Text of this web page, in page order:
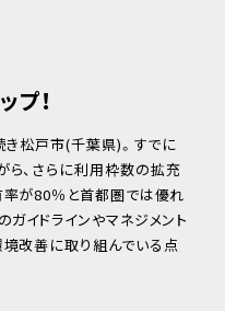
！
き松戸市(千葉県)。すでに
、さらに利用枠数の拡充
が80％と首都圏では優れ
イドラインやマネジメント
改善に取り組んでいる点